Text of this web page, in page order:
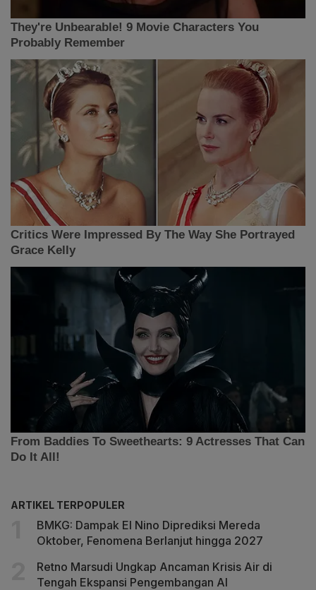
ARTIKEL TERPOPULER
BMKG: Dampak El Nino Diprediksi Mereda
Oktober, Fenomena Berlanjut hingga 2027
Retno Marsudi Ungkap Ancaman Krisis Air di
Tengah Ekspansi Pengembangan AI